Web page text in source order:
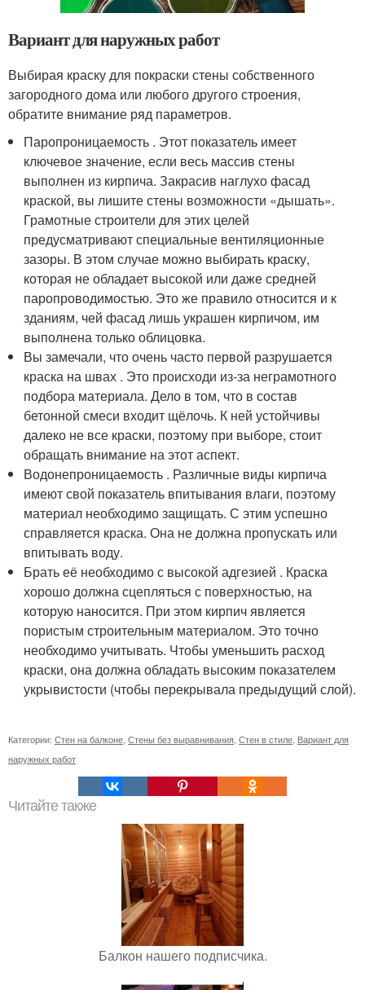
Вариант для наружных работ
Выбирая краску для покраски стены собственного
загородного дома или любого другого строения,
обратите внимание ряд параметров.
Паропроницаемость . Этот показатель имеет
ключевое значение, если весь массив стены
выполнен из кирпича. Закрасив наглухо фасад
краской, вы лишите стены возможности «дышать».
Грамотные строители для этих целей
предусматривают специальные вентиляционные
зазоры. В этом случае можно выбирать краску,
которая не обладает высокой или даже средней
паропроводимостью. Это же правило относится и к
зданиям, чей фасад лишь украшен кирпичом, им
выполнена только облицовка.
Вы замечали, что очень часто первой разрушается
краска на швах . Это происходи из-за неграмотного
подбора материала. Дело в том, что в состав
бетонной смеси входит щёлочь. К ней устойчивы
далеко не все краски, поэтому при выборе, стоит
обращать внимание на этот аспект.
Водонепроницаемость . Различные виды кирпича
имеют свой показатель впитывания влаги, поэтому
материал необходимо защищать. С этим успешно
справляется краска. Она не должна пропускать или
впитывать воду.
Брать её необходимо с высокой адгезией . Краска
хорошо должна сцепляться с поверхностью, на
которую наносится. При этом кирпич является
пористым строительным материалом. Это точно
необходимо учитывать. Чтобы уменьшить расход
краски, она должна обладать высоким показателем
укрывистости (чтобы перекрывала предыдущий слой).
Категории: Стен на балконе Стены без выравнивания Стен в стиле Вариант для
наружных работ
Читайте также
Балкон нашего подписчика.